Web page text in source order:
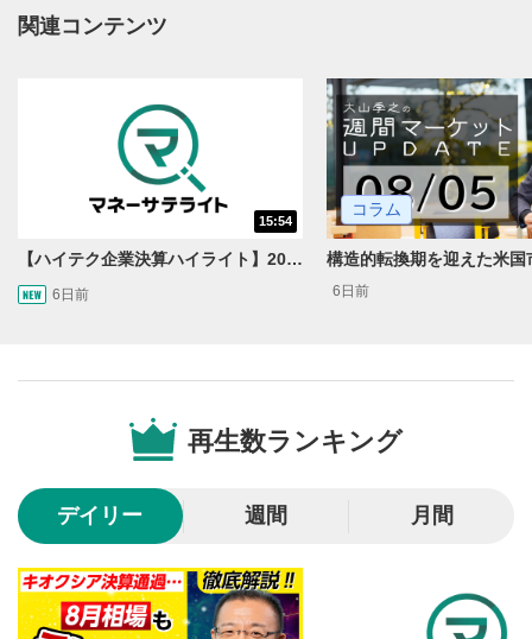
動画再生エリア
動画再生エリアをクリックすると、動画を再生または
一時停止します。
2
再生/一時停止
動画を再生または一時停止します。
10秒戻し/10秒送り
10秒、動画を巻き戻し/早送りします。
シークバー
再生位置を示しています。再生したい位置をクリック
するとその位置から動画が再生されます。
関連コンテンツ
15:54
【ハイテク企業決算ハイライト】2027年分のメモリに売切れ報道!?＜米国マーケットダイジェスト8/5号＞
6日前
コラム
6日前
再生数ランキング
デイリー 週間 月間